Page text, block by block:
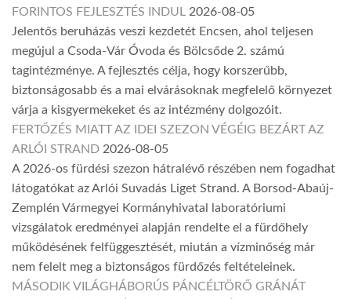
FORINTOS FEJLESZTÉS INDUL 2026-08-05
Jelentős beruházás veszi kezdetét Encsen, ahol teljesen
megújul a Csoda-Vár Óvoda és Bölcsőde 2. számú
tagintézménye. A fejlesztés célja, hogy korszerűbb,
biztonságosabb és a mai elvárásoknak megfelelő környezet
várja a kisgyermekeket és az intézmény dolgozóit.
FERTŐZÉS MIATT AZ IDEI SZEZON VÉGÉIG BEZÁRT AZ
ARLÓI STRAND 2026-08-05
A 2026-os fürdési szezon hátralévő részében nem fogadhat
látogatókat az Arlói Suvadás Liget Strand. A Borsod-Abaúj-
Zemplén Vármegyei Kormányhivatal laboratóriumi
vizsgálatok eredményei alapján rendelte el a fürdőhely
működésének felfüggesztését, miután a vízminőség már
nem felelt meg a biztonságos fürdőzés feltételeinek.
MÁSODIK VILÁGHÁBORÚS PÁNCÉLTÖRŐ GRÁNÁT